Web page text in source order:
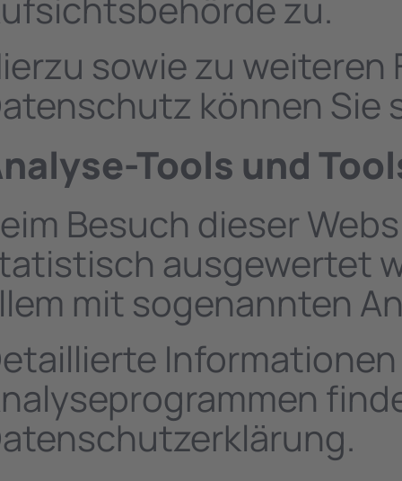
sowie zu weiteren
können Sie
Tools und
Besuch dieser
ausgewertet
mit sogenannten